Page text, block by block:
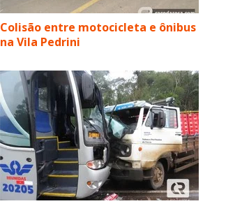
Colisão entre motocicleta e ônibus
na Vila Pedrini